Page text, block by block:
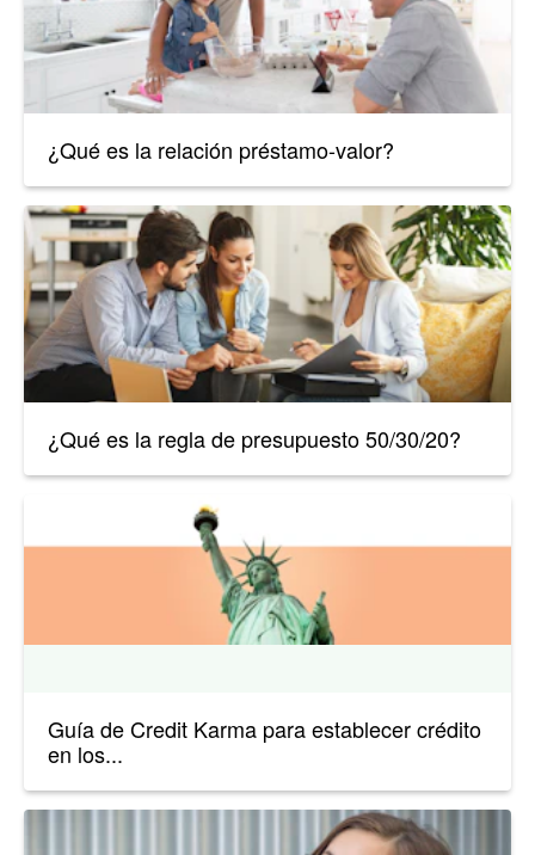
¿Qué es la relación préstamo-valor?
¿Qué es la regla de presupuesto 50/30/20?
Guía de Credit Karma para establecer crédito
en los...